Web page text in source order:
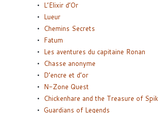
L’Elixir d’Or
Lueur
Chemins Secrets
Fatum
Les aventures du capitaine Ronan
Chasse anonyme
D’encre et d’or
N-Zone Quest
Chickenhare and the Treasure of
Guardians of Legends